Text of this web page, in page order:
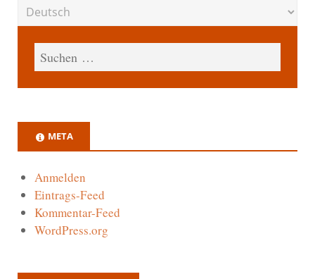
META
Anmelden
Eintrags-Feed
Kommentar-Feed
WordPress.org